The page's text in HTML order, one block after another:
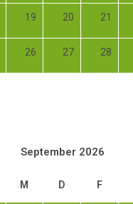
19 20 21
26 27 28
September 2026
M D F